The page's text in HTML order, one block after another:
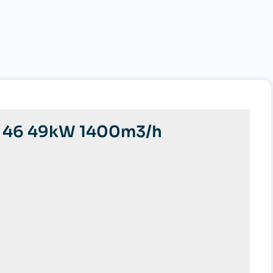
49kW 1400m3/h